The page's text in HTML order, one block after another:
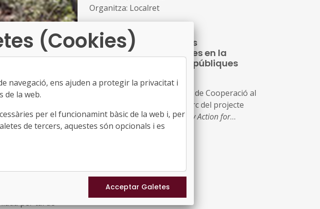
propostes de
estratègiques.
orientatius
per tal de
Organitza: Localret
Participació i col·lectius
infrarepresentats: reptes en la
definició de polítiques públiques
● 09/07/2026
Organitzada pel Fons Català de Cooperació al
Desenvolupament, en el marc del projecte
europeu PACT –Participatory Action for
Community Transformation
(Cookies)
navegació, ens ajuden a protegir la privacitat i
de la web.
per el funcionamint bàsic de la web i, per
de tercers, aquestes són opcionals i es